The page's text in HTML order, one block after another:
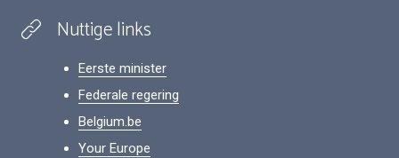
Nuttige links
Eerste minister
Federale regering
Belgium.be
Your Europe